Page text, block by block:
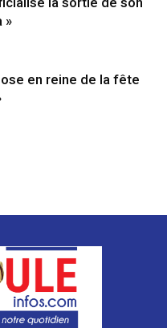
»
en reine de la fête